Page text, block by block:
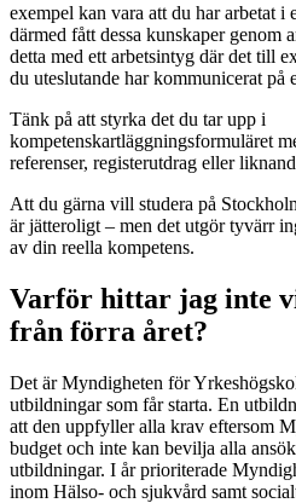
exempel kan vara att du har arbetat i
därmed fått dessa kunskaper genom
detta med ett arbetsintyg där det till
du uteslutande har kommunicerat på
Tänk på att styrka det du tar upp i
kompetenskartläggningsformuläret
referenser, registerutdrag eller
Att du gärna vill studera på
är jätteroligt – men det utgör tyvärr
av din reella kompetens.
Varför hittar jag inte
från förra året?
Det är Myndigheten för
utbildningar som får starta. En
att den uppfyller alla krav eftersom
budget och inte kan bevilja alla
utbildningar. I år prioriterade
inom Hälso- och sjukvård samt